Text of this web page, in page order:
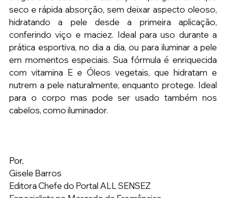
seco e rápida absorção, sem deixar aspecto oleoso,
hidratando a pele desde a primeira aplicação,
conferindo viço e maciez. Ideal para uso durante a
prática esportiva, no dia a dia, ou para iluminar a pele
em momentos especiais. Sua fórmula é enriquecida
com vitamina E e Óleos vegetais, que hidratam e
nutrem a pele naturalmente, enquanto protege. Ideal
para o corpo mas pode ser usado também nos
cabelos, como iluminador.
Por,
Gisele Barros
Editora Chefe do Portal ALL SENSEZ